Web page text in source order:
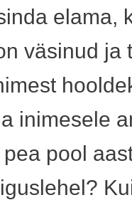
elama,
väsinud ja
inimesele
pool